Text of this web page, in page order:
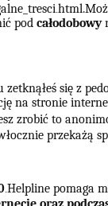
pod całodobowy
się z
na stronie
zrobić to
przekażą
.Helpline pomaga